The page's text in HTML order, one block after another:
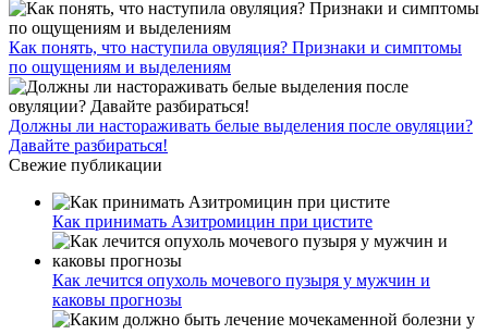
Как понять, что наступила овуляция? Признаки и симптомы
по ощущениям и выделениям
Должны ли настораживать белые выделения после овуляции?
Давайте разбираться!
Свежие публикации
Как принимать Азитромицин при цистите
Как лечится опухоль мочевого пузыря у мужчин и
каковы прогнозы